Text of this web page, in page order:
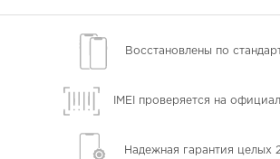
Восстановлены по
IMEI проверяется на
Надежная гарантия целых